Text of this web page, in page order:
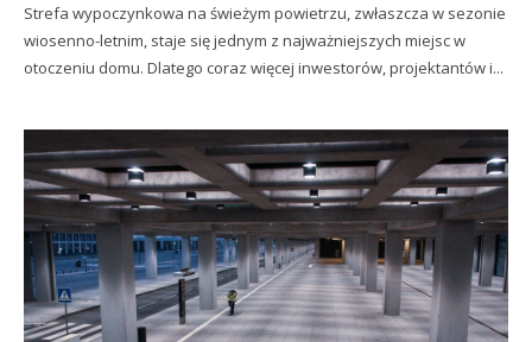
Strefa wypoczynkowa na świeżym powietrzu, zwłaszcza w sezonie
wiosenno-letnim, staje się jednym z najważniejszych miejsc w
otoczeniu domu. Dlatego coraz więcej inwestorów, projektantów i...